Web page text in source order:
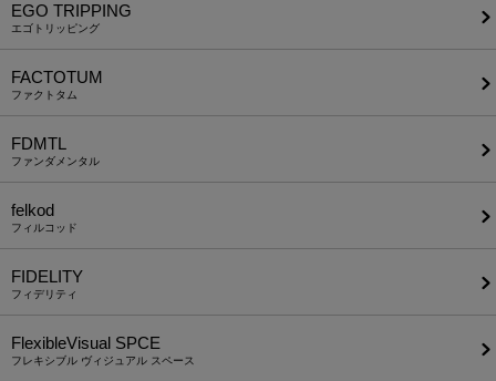
EGO TRIPPING
エゴトリッピング
FACTOTUM
ファクトタム
FDMTL
ファンダメンタル
felkod
フィルコッド
FIDELITY
フィデリティ
FlexibleVisual SPCE
フレキシブル ヴィジュアル スペース